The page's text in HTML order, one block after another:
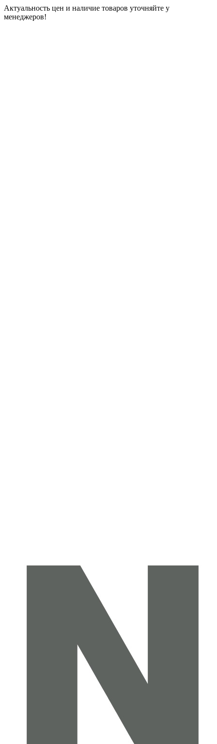
Актуальность цен и наличие товаров уточняйте у
менеджеров!